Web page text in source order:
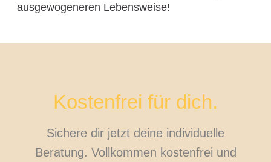
ausgewogeneren Lebensweise!
Kostenfrei für dich.
Sichere dir jetzt deine individuelle
Beratung. Vollkommen kostenfrei und